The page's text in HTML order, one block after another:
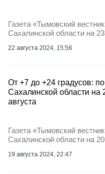
Газета «Тымовский
Сахалинской области на
22 августа 2024, 15:56
От +7 до +24 градусов:
Сахалинской области на
августа
Газета «Тымовский
Сахалинской области на
19 августа 2024, 22:47